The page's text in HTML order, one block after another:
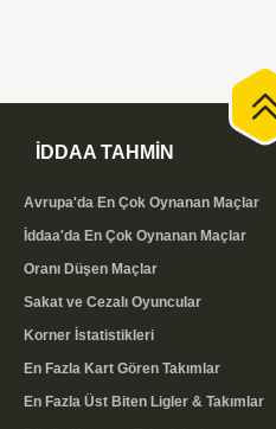
mobil cihazlarda akıcı bir
Bu skorları kendi sitenizde
Kodu kopyalayıp sitenize
skorlar bizim tarafımızda
işlem yapmanız gerekmez.
Canlı Skor
Anlık skor takibi, hem maç
değerlendirme açısından
İDDAA TAHMİN
Avrupa'da En Çok Oynanan Maçlar
İddaa'da En Çok Oynanan Maçlar
Oranı Düşen Maçlar
Sakat ve Cezalı Oyuncular
Korner İstatistikleri
En Fazla Kart Gören Takımlar
En Fazla Üst Biten Ligler & Takımlar